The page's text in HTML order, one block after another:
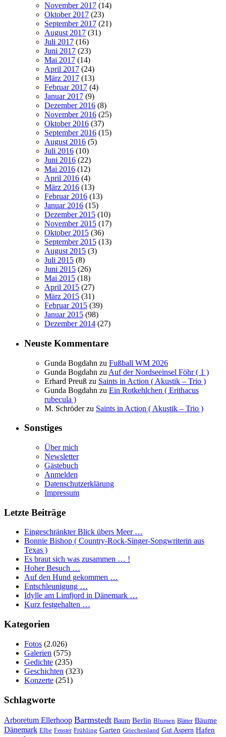
November 2017 (14)
Oktober 2017 (23)
September 2017 (21)
August 2017 (31)
Juli 2017 (16)
Juni 2017 (23)
Mai 2017 (14)
April 2017 (24)
März 2017 (13)
Februar 2017 (4)
Januar 2017 (9)
Dezember 2016 (8)
November 2016 (25)
Oktober 2016 (37)
September 2016 (15)
August 2016 (5)
Juli 2016 (10)
Juni 2016 (22)
Mai 2016 (12)
April 2016 (4)
März 2016 (13)
Februar 2016 (13)
Januar 2016 (15)
Dezember 2015 (10)
November 2015 (17)
Oktober 2015 (36)
September 2015 (13)
August 2015 (3)
Juli 2015 (8)
Juni 2015 (26)
Mai 2015 (18)
April 2015 (27)
März 2015 (31)
Februar 2015 (39)
Januar 2015 (98)
Dezember 2014 (27)
Neuste Kommentare
Gunda Bogdahn zu Fußball WM 2026
Gunda Bogdahn zu Auf der Nordseeinsel Föhr ( 1 )
Erhard Preuß zu Saints in Action ( Akustik – Trio )
Gunda Bogdahn zu Ein Rotkehlchen ( Erithacus
rubecula )
M. Schröderzu Saints in Action ( Akustik – Trio )
Sonstiges
Über mich
Newsletter
Gästebuch
Anmelden
Datenschutzerklärung
Impressum
Letzte Beiträge
Eingeschränkter Blick übers Meer …
Bonnie Bishop ( Country-Rock-Singer-Songwriterin aus
Texas )
Es braut sich was zusammen … !
Hoher Besuch …
Auf den Hund gekommen …
Entschleunigung …
Idylle am Limfjord in Dänemark …
Kurz festgehalten …
Kategorien
Fotos (2.026)
Galerien (575)
Gedichte (235)
Geschichten (323)
Konzerte (251)
Schlagworte
Arboretum Ellerhoop Barmstedt Baum Berlin Blumen Blätter Bäume
Dänemark Elbe Fenster Frühling Garten Griechenland Gut Aspern Hafen